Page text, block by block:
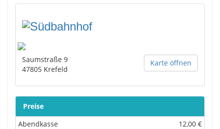
Karte öffnen
Saumstraße 9
47805 Krefeld
Preise
Abendkasse
12,00 €